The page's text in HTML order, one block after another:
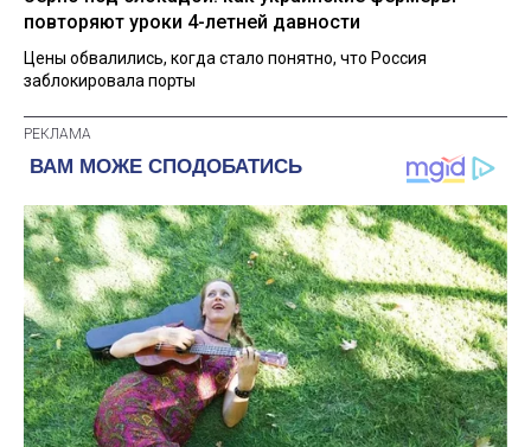
повторяют уроки 4-летней давности
Цены обвалились, когда стало понятно, что Россия
заблокировала порты